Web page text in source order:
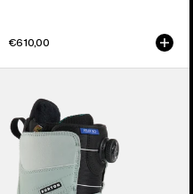
€610,00
Step
On®
Snowboardboots